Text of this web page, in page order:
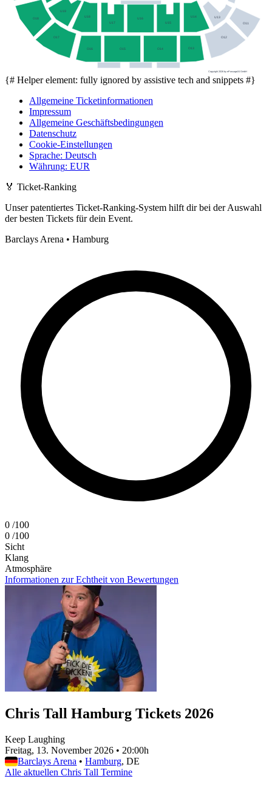
O18
O17
O16 O15 O14 O13
O12
O11
U19
U18
U17
U16
U15
U14 U13
Copyright 2026 by ePassage24 GmbH
{# Helper element: fully ignored by assistive tech and snippets #}
Allgemeine Ticketinformationen
Impressum
Allgemeine Geschäftsbedingungen
Datenschutz
Cookie-Einstellungen
Sprache: Deutsch
Währung: EUR
🏅 Ticket-Ranking
Unser patentiertes Ticket-Ranking-System hilft dir bei der Auswahl
der besten Tickets für dein Event.
Barclays Arena • Hamburg
0 /100
0 /100
Sicht
Klang
Atmosphäre
Informationen zur Echtheit von Bewertungen
Chris Tall Hamburg Tickets 2026
Keep Laughing
Freitag, 13. November 2026 • 20:00h
Barclays Arena • Hamburg, DE
Alle aktuellen Chris Tall Termine